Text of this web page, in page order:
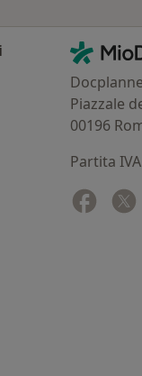
MioDottore -
Piazzale
00196
Partita
si